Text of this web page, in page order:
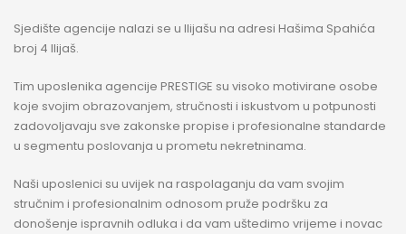
Sjedište agencije nalazi se u Ilijašu na adresi Hašima Spahića
broj 4 Ilijaš.
Tim uposlenika agencije PRESTIGE su visoko motivirane osobe
koje svojim obrazovanjem, stručnosti i iskustvom u potpunosti
zadovoljavaju sve zakonske propise i profesionalne standarde
u segmentu poslovanja u prometu nekretninama.
Naši uposlenici su uvijek na raspolaganju da vam svojim
stručnim i profesionalnim odnosom pruže podršku za
donošenje ispravnih odluka i da vam uštedimo vrijeme i novac